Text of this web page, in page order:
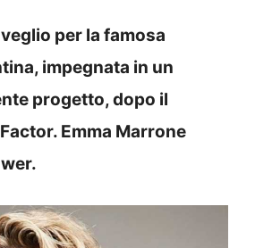
per la famosa
impegnata in un
progetto, dopo il
Emma Marrone